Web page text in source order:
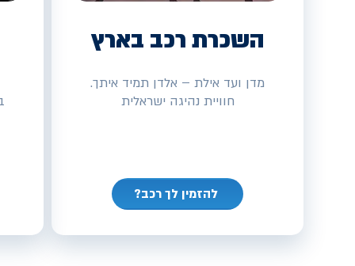
השכרת רכב בארץ
מדן ועד אילת – אלדן תמיד איתך.
חוויית נהיגה ישראלית
להזמין לך רכב?